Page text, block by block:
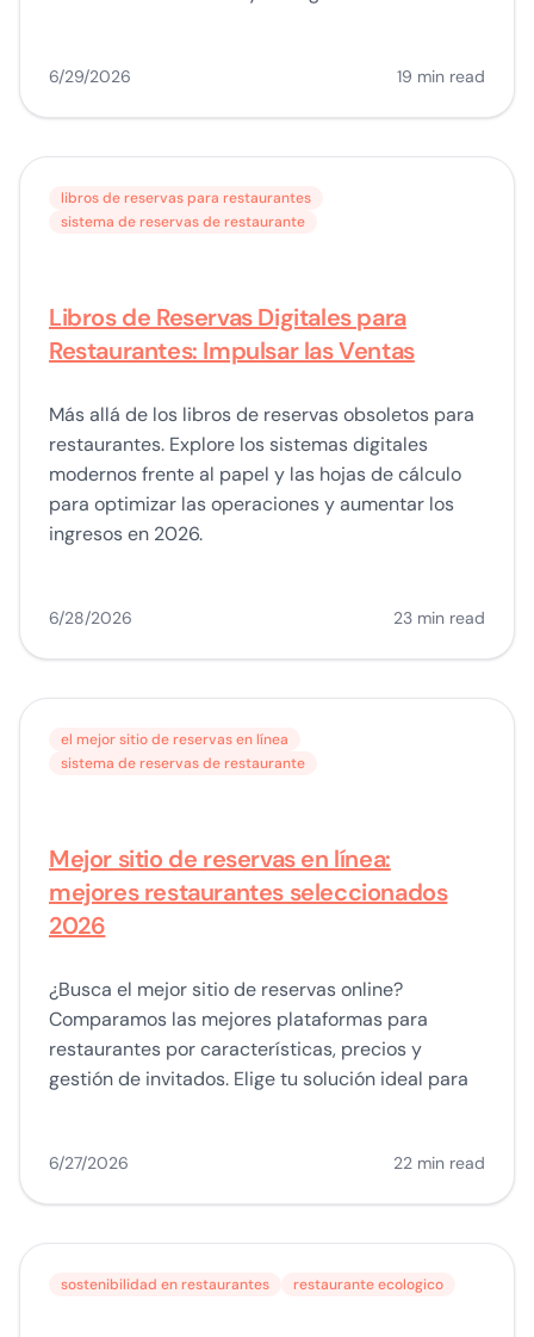
6/29/2026 19 min read
libros de reservas para restaurantes
sistema de reservas de restaurante
Libros de Reservas Digitales para
Restaurantes: Impulsar las Ventas
Más allá de los libros de reservas obsoletos para
restaurantes. Explore los sistemas digitales
modernos frente al papel y las hojas de cálculo
para optimizar las operaciones y aumentar los
ingresos en 2026.
6/28/2026 23 min read
el mejor sitio de reservas en línea
sistema de reservas de restaurante
Mejor sitio de reservas en línea:
mejores restaurantes seleccionados
2026
¿Busca el mejor sitio de reservas online?
Comparamos las mejores plataformas para
restaurantes por características, precios y
gestión de invitados. Elige tu solución ideal para
6/27/2026 22 min read
sostenibilidad en restaurantes restaurante ecologico